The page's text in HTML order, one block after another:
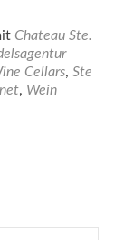
Chateau Ste.
Cellars, Ste
, Wein